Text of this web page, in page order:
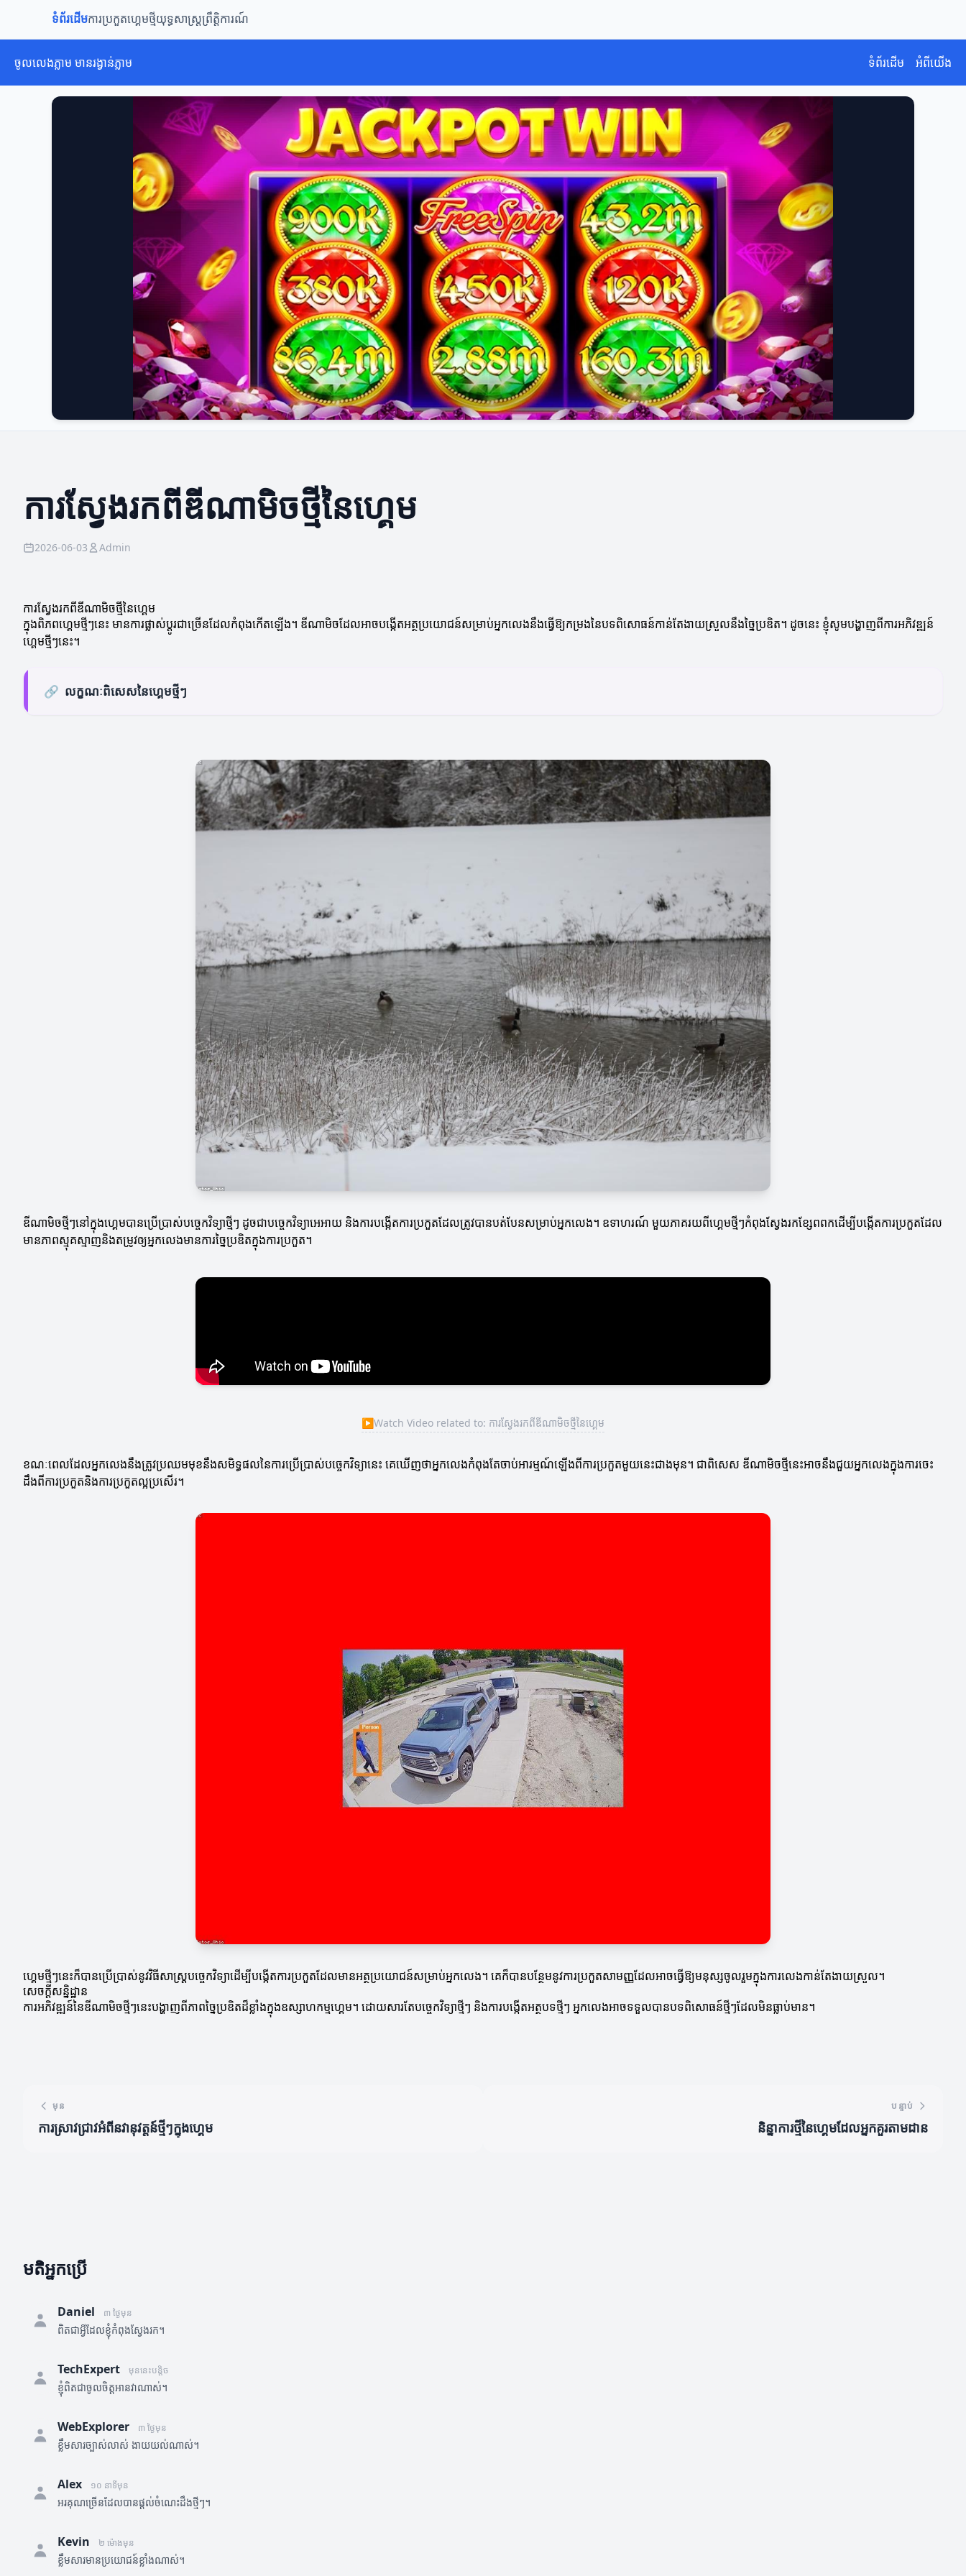
ទំព័រដើមការប្រកួតហ្គេមថ្មីយុទ្ធសាស្ត្រព្រឹត្តិការណ៍
ចូលលេងភ្លាម មានរង្វាន់ភ្លាម ទំព័រដើម អំពីយើង
ការស្វែងរកពីឌីណាមិចថ្មីនៃហ្គេម
2026-06-03 Admin
ការស្វែងរកពីឌីណាមិចថ្មីនៃហ្គេម
ក្នុងពិភពហ្គេមថ្មីៗនេះ មានការផ្លាស់ប្តូរជាច្រើនដែលកំពុងកើតឡើង។ ឌីណាមិចដែលអាចបង្កើតអត្ថប្រយោជន៍សម្រាប់អ្នកលេងនឹងធ្វើឱ្យកម្រងនៃបទពិសោធន៍កាន់តែងាយស្រួលនឹងច្នៃប្រឌិត។ ដូចនេះ ខ្ញុំសូមបង្ហាញពីការអភិវឌ្ឍន៍
ហ្គេមថ្មីៗនេះ។
🔗 លក្ខណៈពិសេសនៃហ្គេមថ្មីៗ
ឌីណាមិចថ្មីៗនៅក្នុងហ្គេមបានប្រើប្រាស់បច្ចេកវិទ្យាថ្មីៗ ដូចជាបច្ចេកវិទ្យាអេអាយ និងការបង្កើតការប្រកួតដែលត្រូវបានបត់បែនសម្រាប់អ្នកលេង។ ឧទាហរណ៍ មួយភាគរយពីហ្គេមថ្មីៗកំពុងស្វែងរកខ្សែពពកដើម្បីបង្កើតការប្រកួតដែល
មានភាពស្មុគស្មាញនិងតម្រូវឲ្យអ្នកលេងមានការច្នៃប្រឌិតក្នុងការប្រកួត។
▶Watch Video related to: ការស្វែងរកពីឌីណាមិចថ្មីនៃហ្គេម
ខណៈពេលដែលអ្នកលេងនឹងត្រូវប្រឈមមុខនឹងសមិទ្ធផលនៃការប្រើប្រាស់បច្ចេកវិទ្យានេះ គេឃើញថាអ្នកលេងកំពុងតែចាប់អារម្មណ៍ឡើងពីការប្រកួតមួយនេះជាងមុន។ ជាពិសេស ឌីណាមិចថ្មីនេះអាចនឹងជួយអ្នកលេងក្នុងការចេះ
ដឹងពីការប្រកួតនិងការប្រកួតល្អប្រសើរ។
ហ្គេមថ្មីៗនេះក៏បានប្រើប្រាស់នូវវិធីសាស្ត្របច្ចេកវិទ្យាដើម្បីបង្កើតការប្រកួតដែលមានអត្ថប្រយោជន៍សម្រាប់អ្នកលេង។ គេក៏បានបន្ថែមនូវការប្រកួតសាមញ្ញដែលអាចធ្វើឱ្យមនុស្សចូលរួមក្នុងការលេងកាន់តែងាយស្រួល។
សេចក្តីសន្និដ្ឋាន
ការអភិវឌ្ឍន៍នៃឌីណាមិចថ្មីៗនេះបង្ហាញពីភាពច្នៃប្រឌិតដ៏ខ្លាំងក្នុងឧស្សាហកម្មហ្គេម។ ដោយសារតែបច្ចេកវិទ្យាថ្មីៗ និងការបង្កើតអត្ថបទថ្មីៗ អ្នកលេងអាចទទួលបានបទពិសោធន៍ថ្មីៗដែលមិនធ្លាប់មាន។
មុន
ការស្រាវជ្រាវអំពីនវានុវត្តន៍ថ្មីៗក្នុងហ្គេម
បន្ទាប់
និន្នាការថ្មីនៃហ្គេមដែលអ្នកគួរតាមដាន
មតិអ្នកប្រើ
Daniel ៣ ថ្ងៃមុន
ពិតជាអ្វីដែលខ្ញុំកំពុងស្វែងរក។
TechExpert មុននេះបន្តិច
ខ្ញុំពិតជាចូលចិត្តអានវាណាស់។
WebExplorer ៣ ថ្ងៃមុន
ខ្លឹមសារច្បាស់លាស់ ងាយយល់ណាស់។
Alex ១០ នាទីមុន
អរគុណច្រើនដែលបានផ្តល់ចំណេះដឹងថ្មីៗ។
Kevin ២ ម៉ោងមុន
ខ្លឹមសារមានប្រយោជន៍ខ្លាំងណាស់។